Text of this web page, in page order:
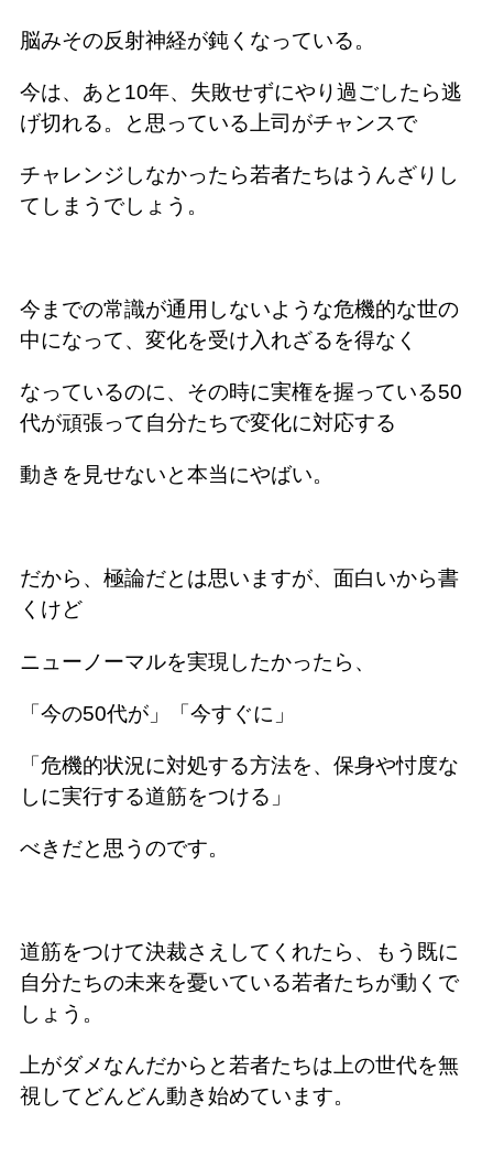
脳みその反射神経が鈍くなっている。
今は、あと10年、失敗せずにやり過ごしたら逃
げ切れる。と思っている上司がチャンスで
チャレンジしなかったら若者たちはうんざりし
てしまうでしょう。
今までの常識が通用しないような危機的な世の
中になって、変化を受け入れざるを得なく
なっているのに、その時に実権を握っている50
代が頑張って自分たちで変化に対応する
動きを見せないと本当にやばい。
だから、極論だとは思いますが、面白いから書
くけど
ニューノーマルを実現したかったら、
「今の50代が」「今すぐに」
「危機的状況に対処する方法を、保身や忖度な
しに実行する道筋をつける」
べきだと思うのです。
道筋をつけて決裁さえしてくれたら、もう既に
自分たちの未来を憂いている若者たちが動くで
しょう。
上がダメなんだからと若者たちは上の世代を無
視してどんどん動き始めています。